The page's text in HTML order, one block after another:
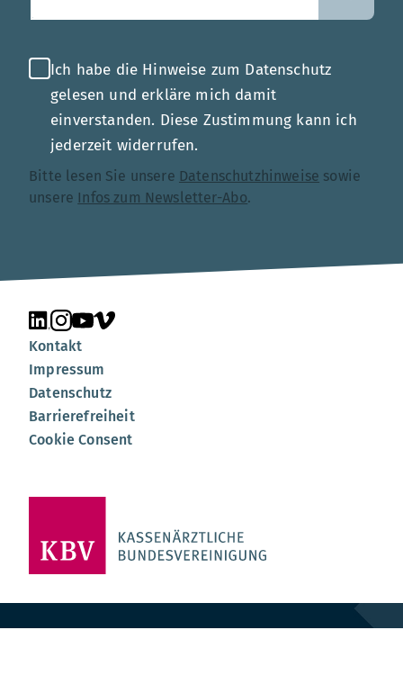
Ich habe die Hinweise zum Datenschutz
gelesen und erkläre mich damit
einverstanden. Diese Zustimmung kann ich
jederzeit widerrufen.
Bitte lesen Sie unsere Datenschutzhinweise sowie
unsere Infos zum Newsletter-Abo.
Unsere Seite auf LinkedIn
Unsere Seite auf Instagram
Unsere Seite auf YouTube
Unsere Seite auf Vimeo
Kontakt
Impressum
Datenschutz
Barrierefreiheit
Cookie Consent